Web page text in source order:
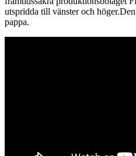
utspridda till vänster och
pappa.